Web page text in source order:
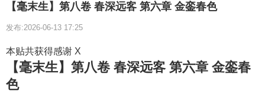
【毫末生】第八卷 春深远客 第六章 金銮春色
发布:2026-06-13 17:25
本贴共获得感谢 X
【毫末生】第八卷 春深远客 第六章 金銮春
色